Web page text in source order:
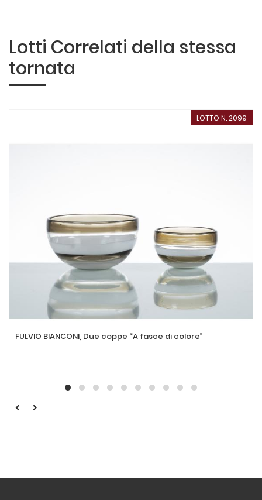
Lotti Correlati della stessa
tornata
LOTTO N. 2099
FULVIO BIANCONI, Due coppe “A fasce di colore”